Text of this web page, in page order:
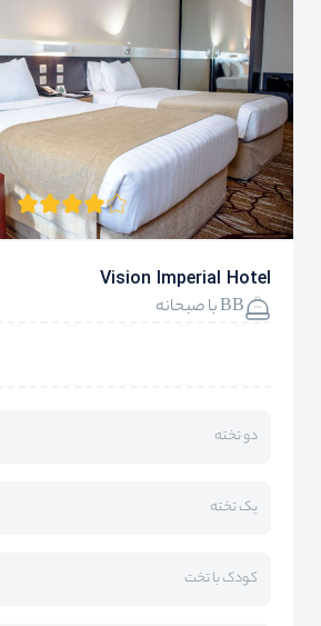
Vision Imperial Hotel
BB با صبحانه
دو تخته
یک تخته
کودک با تخت